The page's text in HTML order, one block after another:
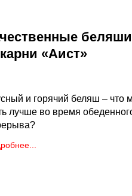
«Аист»
и горячий беляш – что
лучше во время